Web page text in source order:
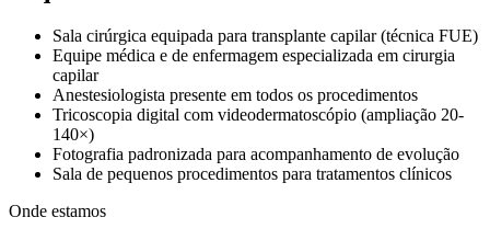
Sala cirúrgica equipada para transplante capilar (técnica FUE)
Equipe médica e de enfermagem especializada em cirurgia
capilar
Anestesiologista presente em todos os procedimentos
Tricoscopia digital com videodermatoscópio (ampliação 20-
140×)
Fotografia padronizada para acompanhamento de evolução
Sala de pequenos procedimentos para tratamentos clínicos
Onde estamos